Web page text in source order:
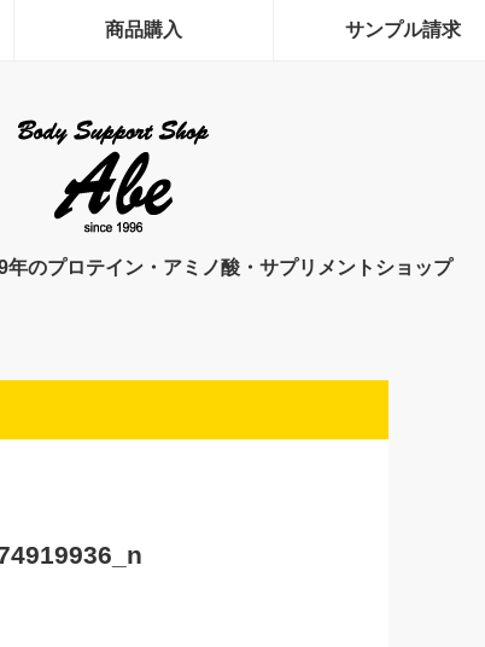
商品購入 サンプル請求
のプロテイン・アミノ酸・サプリメントショップ